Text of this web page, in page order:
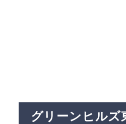
グリーンヒルズ